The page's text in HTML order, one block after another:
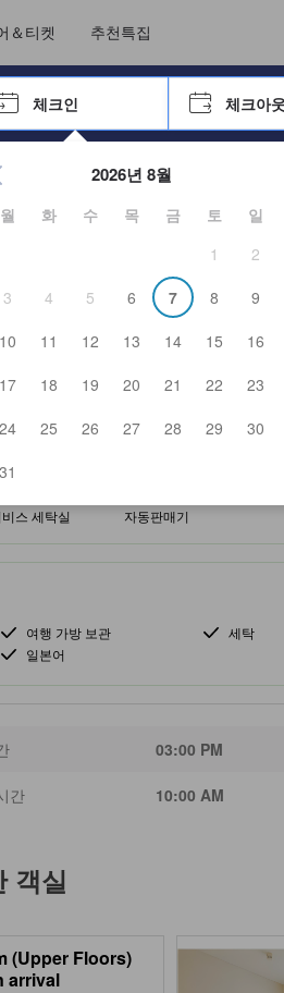
＆티켓 추천특집
여 탐색한 후 엔터키를 눌러 선택하세요.
체크인 체크아
키를 눌러 캘린더를 여세요. 방향키를
2026년 8월
월 화 수 목 금 토
일
1
2
3
4 5 6 7 8
9
10
11 12 13 14 15
16
17
18 19 20 21 22
23
24
25 26 27 28 29
30
31
Hills Kofu)
영해 파트너 사이트에서 제공한 성급입
스 세탁실 자동판매기
여행 가방 보관
세탁
일본어
03:00 PM
간 10:00 AM
객실
(Upper Floors)
arrival